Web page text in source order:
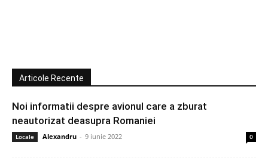
Articole Recente
Noi informatii despre avionul care a zburat
neautorizat deasupra Romaniei
Locale Alexandru - 9 iunie 2022 0